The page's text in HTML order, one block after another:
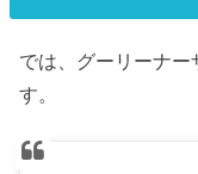
では、グーリーナー
す。